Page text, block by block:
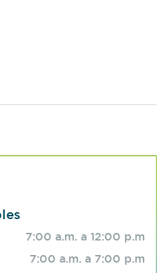
7:00 a.m. a 12:00 p.m
7:00 a.m. a 7:00 p.m